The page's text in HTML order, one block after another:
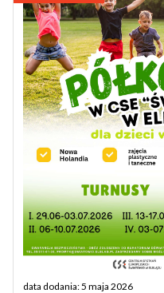
data dodania: 5 maja 2026